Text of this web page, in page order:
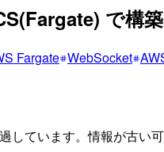
で構
Fargate WebSocket
しています。情報が古い